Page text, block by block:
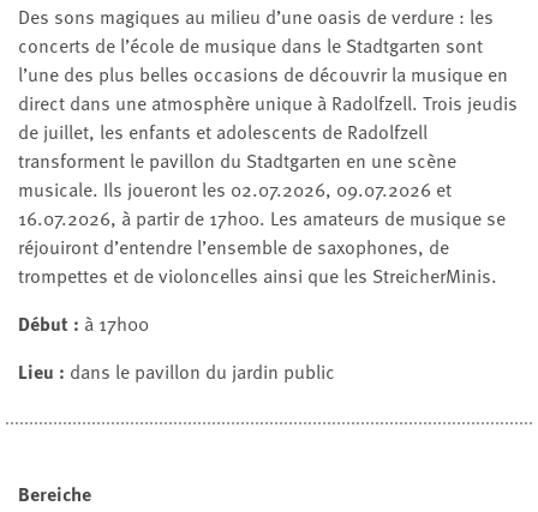
Des sons magiques au milieu d’une oasis de verdure : les
concerts de l’école de musique dans le Stadtgarten sont
l’une des plus belles occasions de découvrir la musique en
direct dans une atmosphère unique à Radolfzell. Trois jeudis
de juillet, les enfants et adolescents de Radolfzell
transforment le pavillon du Stadtgarten en une scène
musicale. Ils joueront les 02.07.2026, 09.07.2026 et
16.07.2026, à partir de 17h00. Les amateurs de musique se
réjouiront d’entendre l’ensemble de saxophones, de
trompettes et de violoncelles ainsi que les StreicherMinis.
Début : à 17h00
Lieu : dans le pavillon du jardin public
Bereiche